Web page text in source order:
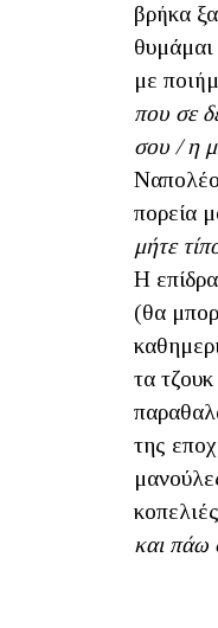
βρήκα
με
που σε
σου / η
πορεία
μήτε
Η
(θα
τα
της
και πάω